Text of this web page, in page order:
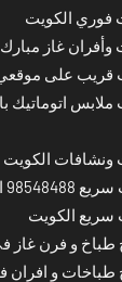
فوري الكويت
غاز مبارك
قريب على
ملابس اتوماتيك
ونشافات الكويت
الدسمة
سريع الكويت
طباخ و فرن غاز
طباخات و